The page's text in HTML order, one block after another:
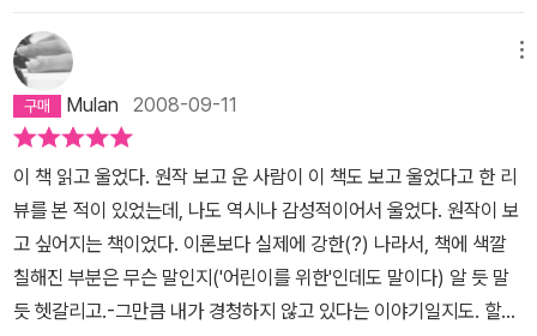
화해도 쉽게 이끌어낼 테고스스로의 화나 감정을 절제할 수도, 약속
을 잘 지키고꾸준히 실천하는 끈기도 갖춰 나가리라 믿는다.어린이를
위한 경청이라고 했지만 엄마도 아이들의 말을 무시하지만 말고주의
깊게 경청하라는 속 깊은 의미를 전달하고 있다.'엄마는 내 마음도 몰
라! 합창단이 나한테는 비타민이고 성장호르몬인데!' 라고 속으로 소
리치는 현이처럼아이들의 유일한 출구를 공부하라는 미명하에 숨통
을 막고 있지나 않았는지......아이의 교실을 고스란히 옮겨 놓은 듯 아
이 또래의 이야기라아이도 엄마도 함께 읽고 이야기 나눌 수 있는 책
이었다.전학온 지 얼마 안된 현이는 학교에 채 익숙해지기도 전에 경
쟁심많고 지기 싫어하는 반장 은미와 사사건건 부딪히며 낯설어한다.
Mulan 2008-09-11
이 책 읽고 울었다. 원작 보고 운 사람이 이 책도 보고 울었다고 한 리
뷰를 본 적이 있었는데, 나도 역시나 감성적이어서 울었다. 원작이 보
고 싶어지는 책이었다. 이론보다 실제에 강한(?) 나라서, 책에 색깔
칠해진 부분은 무슨 말인지('어린이를 위한'인데도 말이다) 알 듯 말
듯 헷갈리고.-그만큼 내가 경청하지 않고 있다는 이야기일지도. 할아